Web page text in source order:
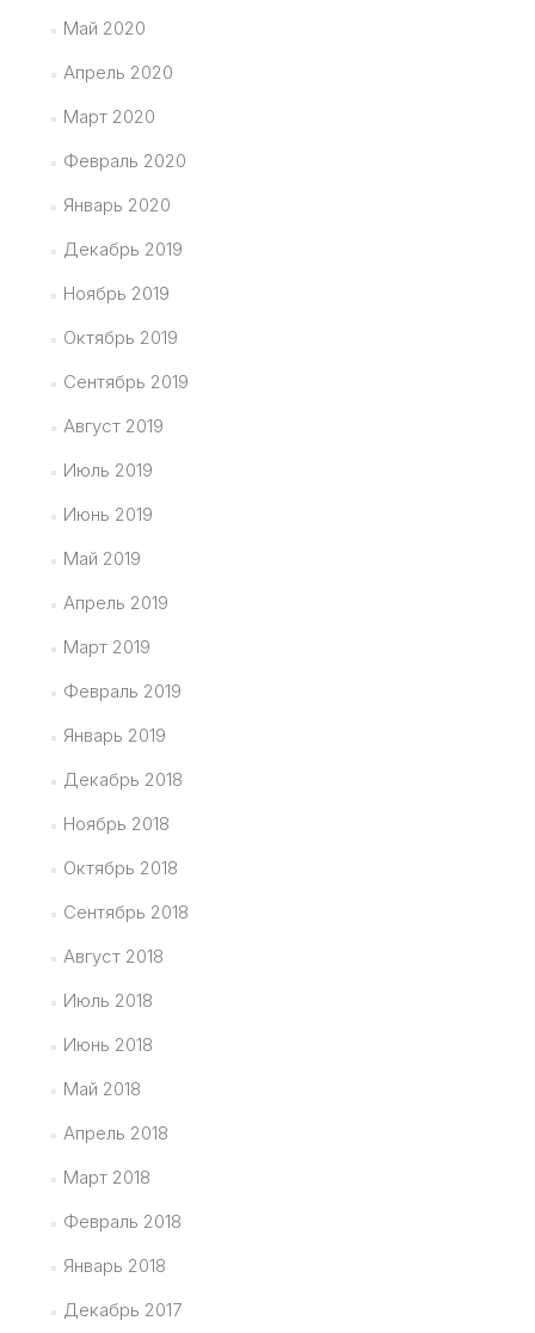
Май 2020
Апрель 2020
Март 2020
Февраль 2020
Январь 2020
Декабрь 2019
Ноябрь 2019
Октябрь 2019
Сентябрь 2019
Август 2019
Июль 2019
Июнь 2019
Май 2019
Апрель 2019
Март 2019
Февраль 2019
Январь 2019
Декабрь 2018
Ноябрь 2018
Октябрь 2018
Сентябрь 2018
Август 2018
Июль 2018
Июнь 2018
Май 2018
Апрель 2018
Март 2018
Февраль 2018
Январь 2018
Декабрь 2017